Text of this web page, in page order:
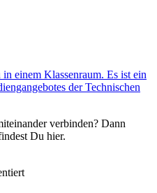
verbinden? Dann
Du hier.